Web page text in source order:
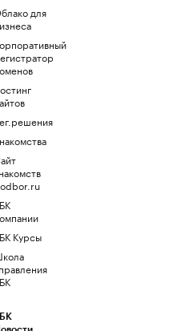
для
Курсы